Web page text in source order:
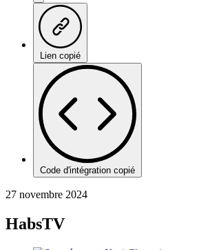
Lien copié
Code d'intégration copié
27 novembre 2024
HabsTV